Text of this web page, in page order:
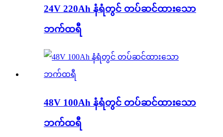
24V 220Ah နံရံတွင် တပ်ဆင်ထားသော
ဘက်ထရီ
48V 100Ah နံရံတွင် တပ်ဆင်ထားသော
ဘက်ထရီ